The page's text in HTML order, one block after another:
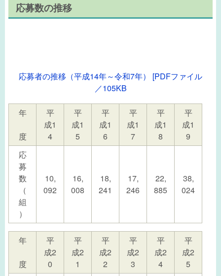
応募数の推移
応募者の推移（平成14年～令和7年） [PDFファイル
／105KB
年
度
平
成1
4
平
成1
5
平
成1
6
平
成1
7
平
成1
8
平
成1
9
応
募
数
（
組
）
10,
092
16,
008
18,
241
17,
246
22,
885
38,
024
年
度
平
成2
0
平
成2
1
平
成2
2
平
成2
3
平
成2
4
平
成2
5